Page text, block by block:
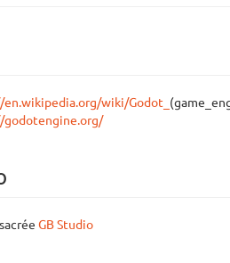
wiki/Godot_
godotengine.org/
GB Studio